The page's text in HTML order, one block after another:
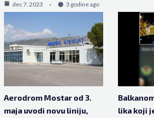
dec 7, 2023 3 godine ago
Aerodrom Mostar od 3.
maja uvodi novu liniju,
lika koji